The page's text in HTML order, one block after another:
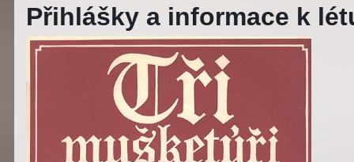
Přihlášky a informace k